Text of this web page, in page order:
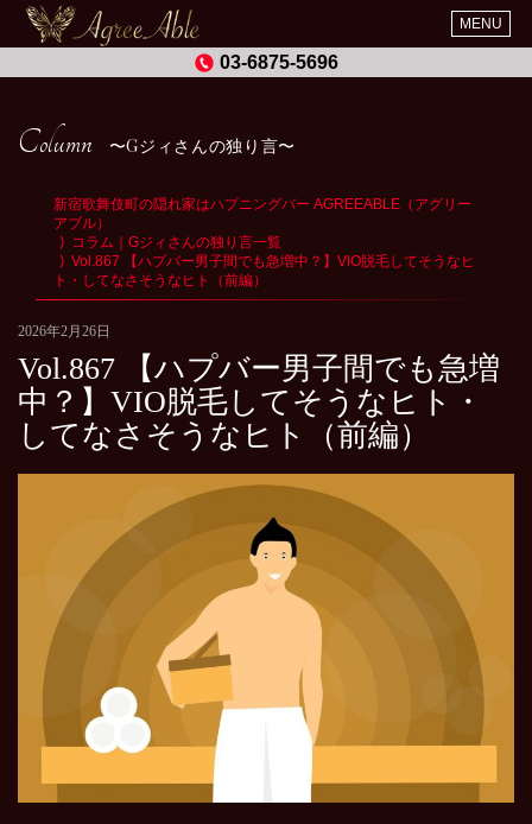
MENU
03-6875-5696
Column Gジィさんの独り言
新宿歌舞伎町の隠れ家はハプニングバー AGREEABLE（アグリー
アブル）
コラム｜Gジィさんの独り言一覧
Vol.867 【ハプバー男子間でも急増中？】VIO脱毛してそうなヒ
ト・してなさそうなヒト（前編）
2026年2月26日
Vol.867 【ハプバー男子間でも急増
中？】VIO脱毛してそうなヒト・
してなさそうなヒト（前編）